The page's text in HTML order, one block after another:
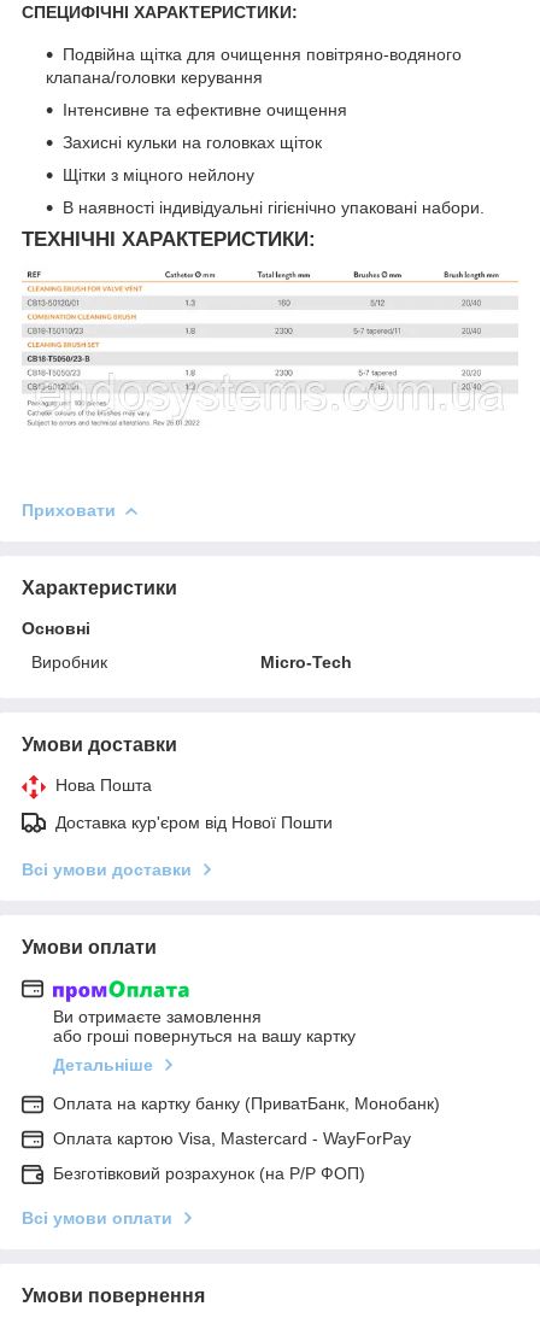
СПЕЦИФІЧНІ ХАРАКТЕРИСТИКИ:
Подвійна щітка для очищення повітряно-водяного
клапана/головки керування
Інтенсивне та ефективне очищення
Захисні кульки на головках щіток
Щітки з міцного нейлону
В наявності індивідуальні гігієнічно упаковані набори.
ТЕХНІЧНІ ХАРАКТЕРИСТИКИ:
Приховати
Характеристики
Основні
Виробник
Micro-Tech
Умови доставки
Нова Пошта
Доставка кур'єром від Нової Пошти
Всі умови доставки
Умови оплати
Ви отримаєте замовлення
або гроші повернуться на вашу картку
Детальніше
Оплата на картку банку (ПриватБанк, Монобанк)
Оплата картою Visa, Mastercard - WayForPay
Безготівковий розрахунок (на Р/Р ФОП)
Всі умови оплати
Умови повернення